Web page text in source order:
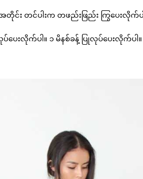
တိုင်း တင်ပါးက တဖည်းဖြည်း ကြွပေးလိုက်ပ
းလိုက်ပါ။ ၁ မိနစ်ခန့် ပြုလုပ်ပေးလိုက်ပါ။